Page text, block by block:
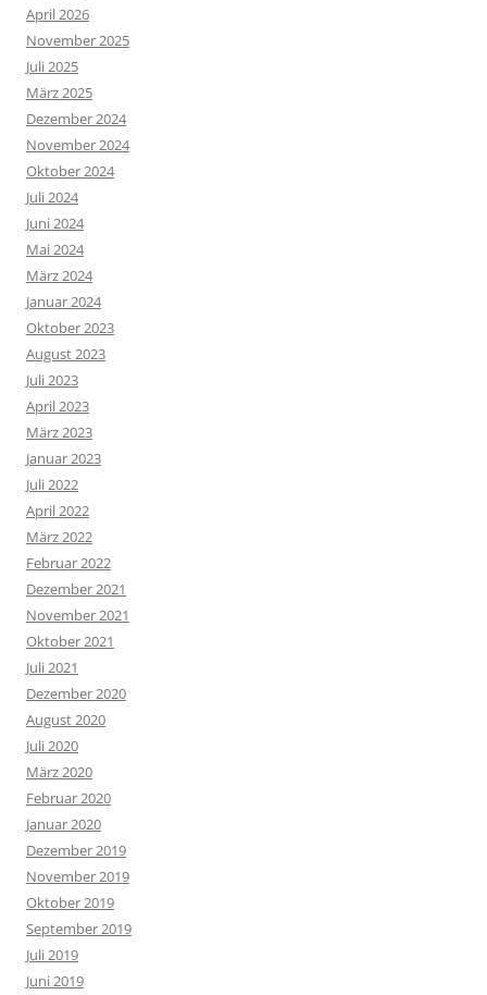
April 2026
November 2025
Juli 2025
März 2025
Dezember 2024
November 2024
Oktober 2024
Juli 2024
Juni 2024
Mai 2024
März 2024
Januar 2024
Oktober 2023
August 2023
Juli 2023
April 2023
März 2023
Januar 2023
Juli 2022
April 2022
März 2022
Februar 2022
Dezember 2021
November 2021
Oktober 2021
Juli 2021
Dezember 2020
August 2020
Juli 2020
März 2020
Februar 2020
Januar 2020
Dezember 2019
November 2019
Oktober 2019
September 2019
Juli 2019
Juni 2019